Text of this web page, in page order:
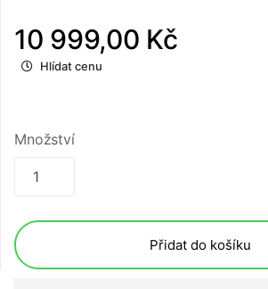
10 999,00 Kč
Hlídat cenu
Množství
Přidat do košíku